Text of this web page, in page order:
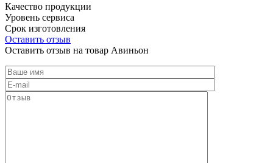
Качество продукции
Уровень сервиса
Срок изготовления
Оставить отзыв
Оставить отзыв на товар Авиньон